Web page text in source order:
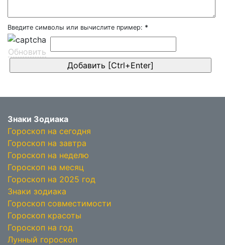
Введите символы или вычислите пример: *
Обновить
Знаки Зодиака
Гороскоп на сегодня
Гороскоп на завтра
Гороскоп на неделю
Гороскоп на месяц
Гороскоп на 2025 год
Знаки зодиака
Гороскоп совместимости
Гороскоп красоты
Гороскоп на год
Лунный гороскоп